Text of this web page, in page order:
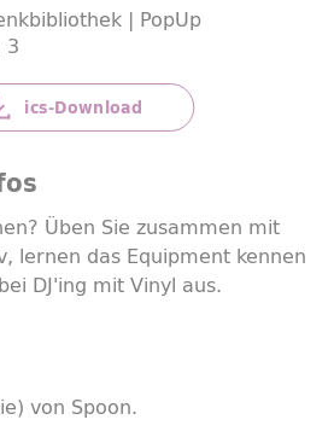
ics-Download
| PopUp
3
Üben Sie zusammen mit
lernen das Equipment kennen
DJ'ing mit Vinyl aus.
von Spoon.